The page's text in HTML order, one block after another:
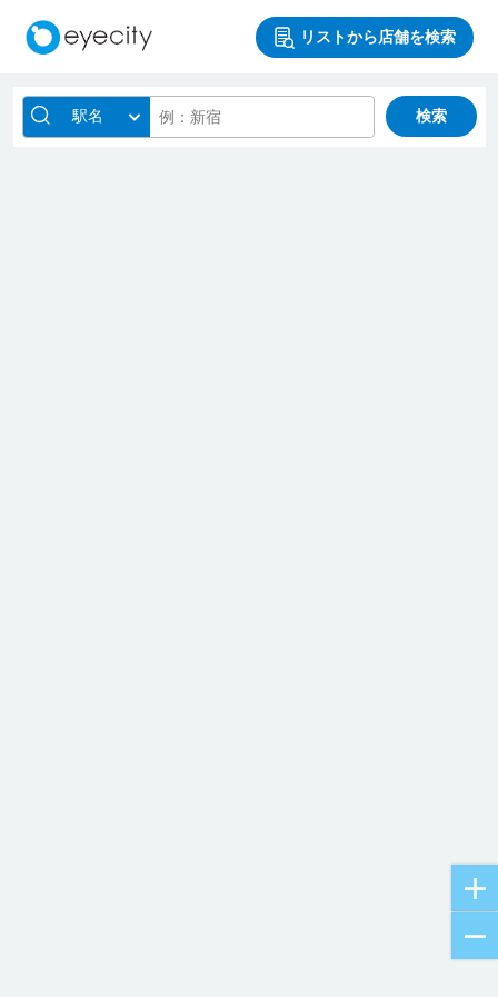
リストから店舗を検索
駅名 検索